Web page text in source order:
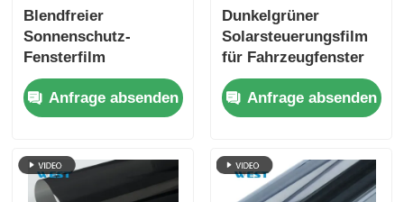
Blendfreier
Sonnenschutz-
Fensterfilm
Schlagfestigkeit
Hautsicherheit
Innenraumschutz
Anfrage absenden
Dunkelgrüner
Solarsteuerungsfilm
für Fahrzeugfenster
Selbstklebstoff mit
ultraklarer Sicht
Anfrage absenden